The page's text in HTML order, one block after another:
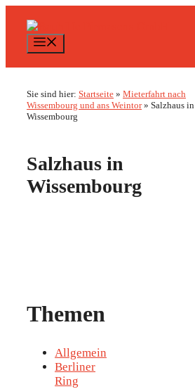
Inhalt
springen
Sie sind hier: Startseite » Mieterfahrt nach
Wissembourg und ans Weintor» Salzhaus in
Wissembourg
Salzhaus in
Wissembourg
Themen
Allgemein
Berliner
Ring